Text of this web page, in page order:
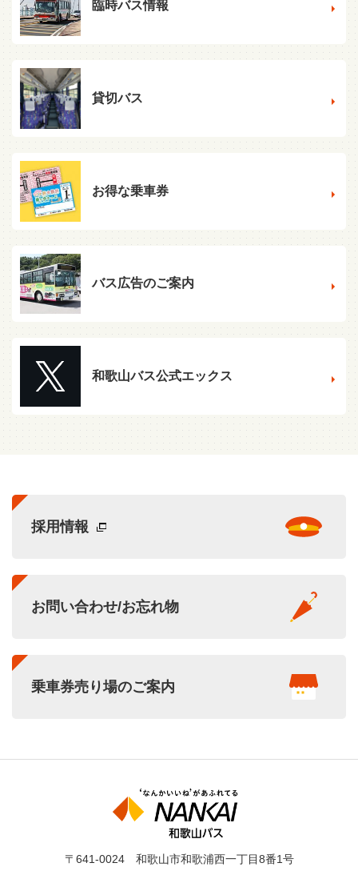
臨時バス情報
貸切バス
お得な乗車券
バス広告のご案内
和歌山バス公式エックス
採用情報
お問い合わせ/お忘れ物
乗車券売り場のご案内
〒641-0024 和歌山市和歌浦西一丁目8番1号